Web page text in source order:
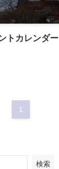
トカレンダー
1
検索